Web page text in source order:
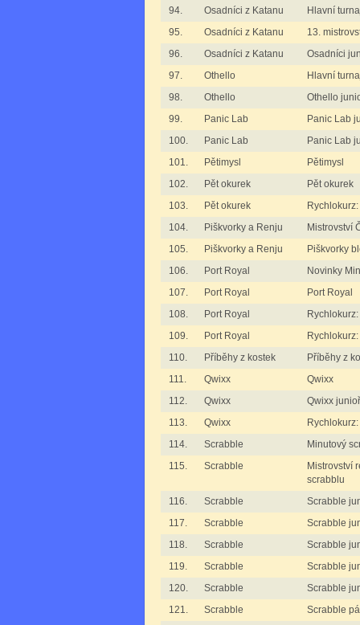
94.
Osadníci z Katanu
Hlavní
95.
Osadníci z Katanu
13.
96.
Osadníci z Katanu
Osadníci
97.
Othello
Hlavní
98.
Othello
Othello
99.
Panic Lab
Panic Lab
100.
Panic Lab
Panic Lab
101.
Pětimysl
Pětimysl
102.
Pět okurek
Pět okurek
103.
Pět okurek
104.
Piškvorky a Renju
Mistrovství
105.
Piškvorky a Renju
Piškvorky
106.
Port Royal
Novinky
107.
Port Royal
Port Royal
108.
Port Royal
109.
Port Royal
110.
Příběhy z kostek
Příběhy z
111.
Qwixx
Qwixx
112.
Qwixx
Qwixx
113.
Qwixx
114.
Scrabble
Minutový
115.
Scrabble
Mistrovství
scrabblu
116.
Scrabble
Scrabble
117.
Scrabble
Scrabble
118.
Scrabble
Scrabble
119.
Scrabble
Scrabble
120.
Scrabble
Scrabble
121.
Scrabble
Scrabble